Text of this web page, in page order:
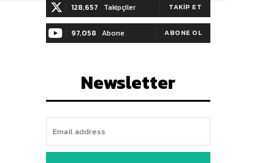
128,657 Takipçiler TAKIP ET
97,058 Abone ABONE OL
Newsletter